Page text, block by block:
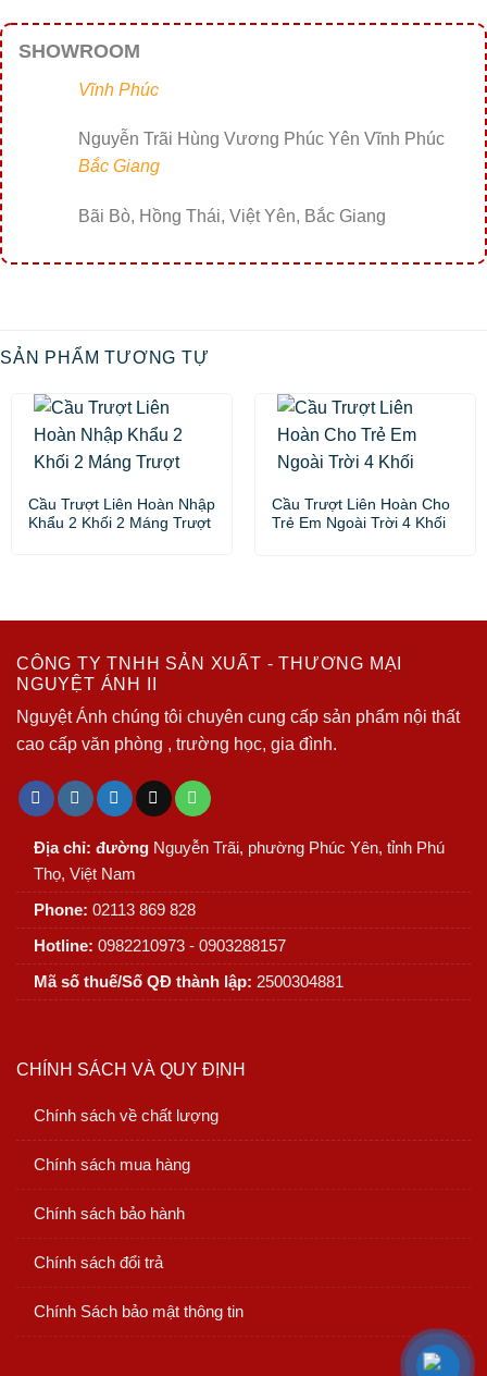
SHOWROOM
Vĩnh Phúc
Nguyễn Trãi Hùng Vương Phúc Yên Vĩnh Phúc
Bắc Giang
Bãi Bò, Hồng Thái, Việt Yên, Bắc Giang
SẢN PHẨM TƯƠNG TỰ
Cầu Trượt Liên Hoàn Nhập
Khẩu 2 Khối 2 Máng Trượt
Cầu Trượt Liên Hoàn Cho
Trẻ Em Ngoài Trời 4 Khối
CÔNG TY TNHH SẢN XUẤT - THƯƠNG MẠI
NGUYỆT ÁNH II
Nguyệt Ánh chúng tôi chuyên cung cấp sản phẩm nội thất
cao cấp văn phòng , trường học, gia đình.
Địa chỉ: đường Nguyễn Trãi, phường Phúc Yên, tỉnh Phú
Thọ, Việt Nam
Phone: 02113 869 828
Hotline: 0982210973 - 0903288157
Mã số thuế/Số QĐ thành lập: 2500304881
CHÍNH SÁCH VÀ QUY ĐỊNH
Chính sách về chất lượng
Chính sách mua hàng
Chính sách bảo hành
Chính sách đổi trả
Chính Sách bảo mật thông tin